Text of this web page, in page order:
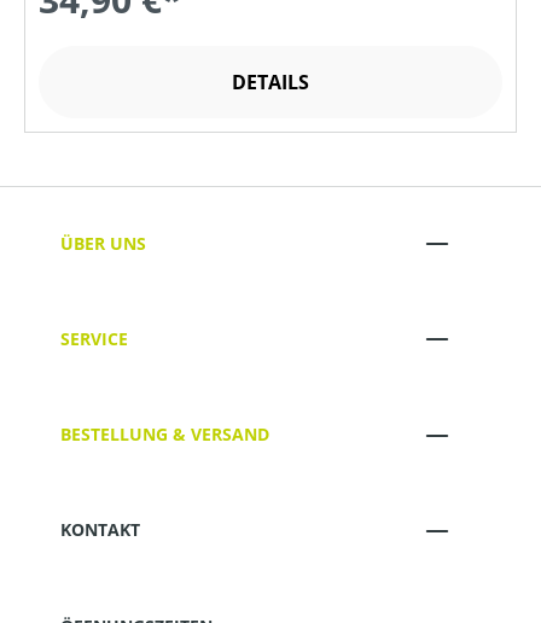
DETAILS
ÜBER UNS
SERVICE
BESTELLUNG & VERSAND
KONTAKT